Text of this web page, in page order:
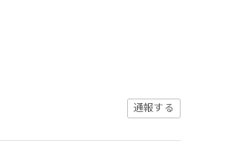
通報する